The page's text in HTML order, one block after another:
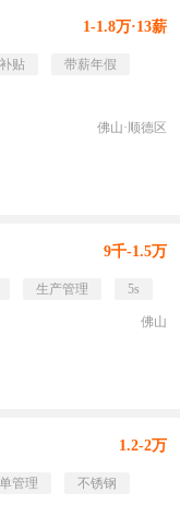
1-1.8万·13薪
贴
带薪年假
佛山·顺德区
9千-1.5万
生产管理 5s
佛山
1.2-2万
管理
不锈钢